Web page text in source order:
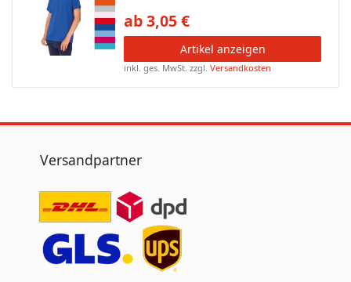
ab 3,05 €
Artikel anzeigen
inkl. ges. MwSt. zzgl.Versandkosten
Versandpartner